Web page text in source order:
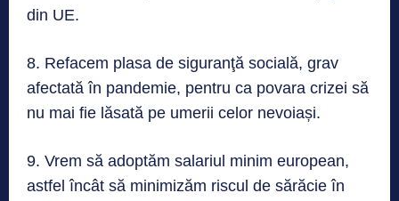
din UE.
8. Refacem plasa de siguranţă socială, grav
afectată în pandemie, pentru ca povara crizei să
nu mai fie lăsată pe umerii celor nevoiași.
9. Vrem să adoptăm salariul minim european,
astfel încât să minimizăm riscul de sărăcie în